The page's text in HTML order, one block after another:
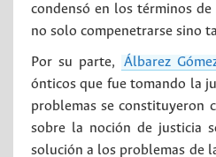
condensó en los términos
no solo compenetrarse sino
Por su parte, Álbarez
ónticos que fue tomando la
problemas se constituyeron
sobre la noción de justicia
solución a los problemas de